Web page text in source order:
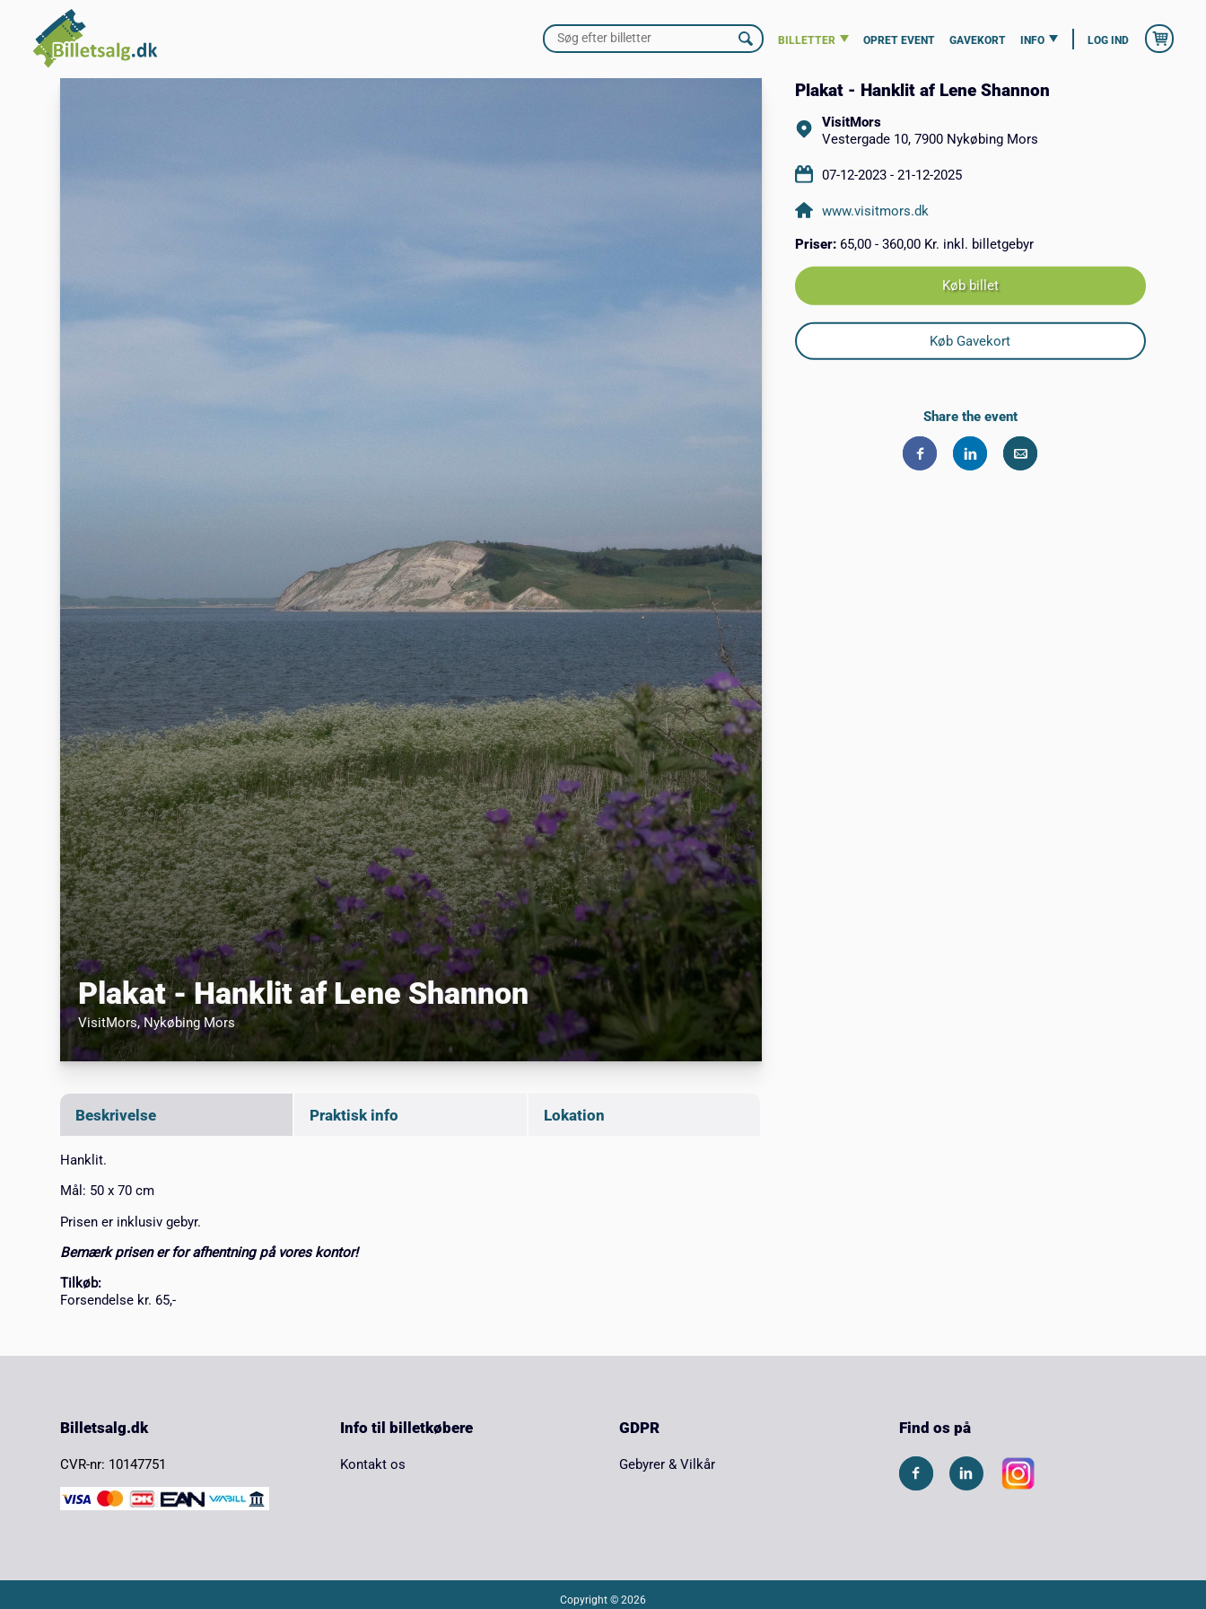
BILLETTER OPRET EVENT GAVEKORT INFO LOG IND
Plakat - Hanklit af Lene Shannon
VisitMors, Nykøbing Mors
Beskrivelse Praktisk info Lokation
Hanklit.
Mål: 50 x 70 cm
Prisen er inklusiv gebyr.
Bemærk prisen er for afhentning på vores kontor!
Tilkøb:
Forsendelse kr. 65,-
Plakat - Hanklit af Lene Shannon
VisitMors
Vestergade 10, 7900 Nykøbing Mors
07-12-2023 - 21-12-2025
www.visitmors.dk
Priser: 65,00 - 360,00 Kr. inkl. billetgebyr
Køb billet
Køb Gavekort
Share the event
Billetsalg.dk
CVR-nr: 10147751
Info til billetkøbere
Kontakt os
GDPR
Gebyrer & Vilkår
Find os på
Copyright © 2026